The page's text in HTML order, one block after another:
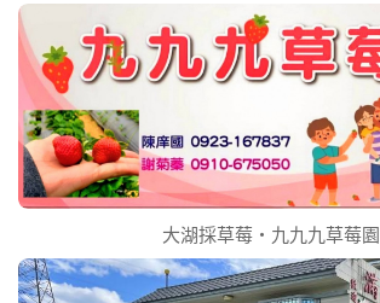
大湖採草莓‧九九九草莓園